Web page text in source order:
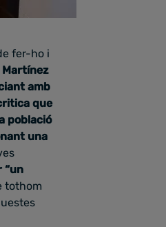
fer-ho i
Martínez
amb
que
població
una
“un
tothom